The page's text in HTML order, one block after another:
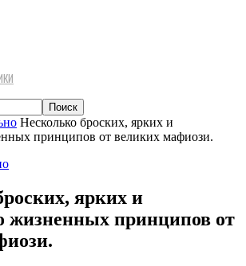
Несколько броских, ярких и
принципов от великих мафиози.
ярких и
жизненных принципов от